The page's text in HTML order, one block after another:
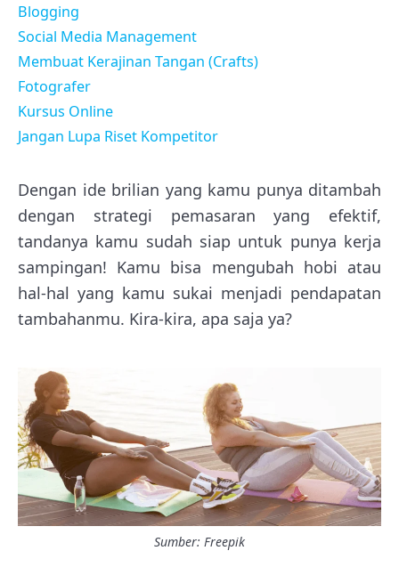
Blogging
Social Media Management
Membuat Kerajinan Tangan (Crafts)
Fotografer
Kursus Online
Jangan Lupa Riset Kompetitor
Dengan ide brilian yang kamu punya ditambah
dengan strategi pemasaran yang efektif,
tandanya kamu sudah siap untuk punya kerja
sampingan! Kamu bisa mengubah hobi atau
hal-hal yang kamu sukai menjadi pendapatan
tambahanmu. Kira-kira, apa saja ya?
Sumber: Freepik